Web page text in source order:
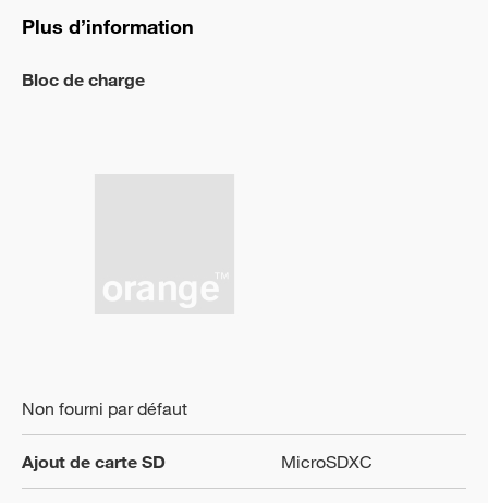
Plus d’information
Bloc de charge
Non fourni par défaut
Ajout de carte SD MicroSDXC